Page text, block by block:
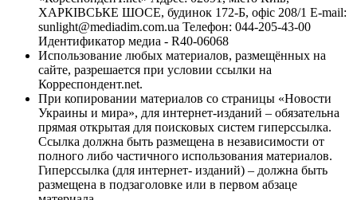
ХАРКІВСЬКЕ ШОСЕ, будинок 172-Б, офіс 208/1 E-mail:
sunlight@mediadim.com.ua Телефон: 044-205-43-00
Идентификатор медиа - R40-06068
Использование любых материалов, размещённых на
сайте, разрешается при условии ссылки на
Корреспондент.net.
При копировании материалов со страницы «Новости
Украины и мира», для интернет-изданий – обязательна
прямая открытая для поисковых систем гиперссылка.
Ссылка должна быть размещена в независимости от
полного либо частичного использования материалов.
Гиперссылка (для интернет- изданий) – должна быть
размещена в подзаголовке или в первом абзаце